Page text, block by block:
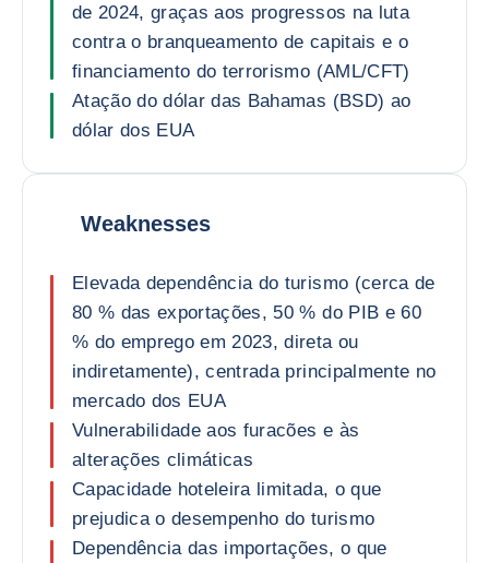
de 2024, graças aos progressos na luta
contra o branqueamento de capitais e o
financiamento do terrorismo (AML/CFT)
Atação do dólar das Bahamas (BSD) ao
dólar dos EUA
Weaknesses
Elevada dependência do turismo (cerca de
80 % das exportações, 50 % do PIB e 60
% do emprego em 2023, direta ou
indiretamente), centrada principalmente no
mercado dos EUA
Vulnerabilidade aos furacões e às
alterações climáticas
Capacidade hoteleira limitada, o que
prejudica o desempenho do turismo
Dependência das importações, o que